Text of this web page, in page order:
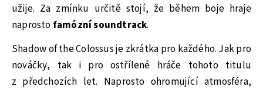
užije. Za zmínku určitě stojí, že během boje hraje
naprostofamózní soundtrack.
Shadow of the Colossus je zkrátka pro každého. Jak pro
nováčky, tak i pro ostřílené hráče tohoto titulu
z předchozích let. Naprosto ohromující atmosféra,